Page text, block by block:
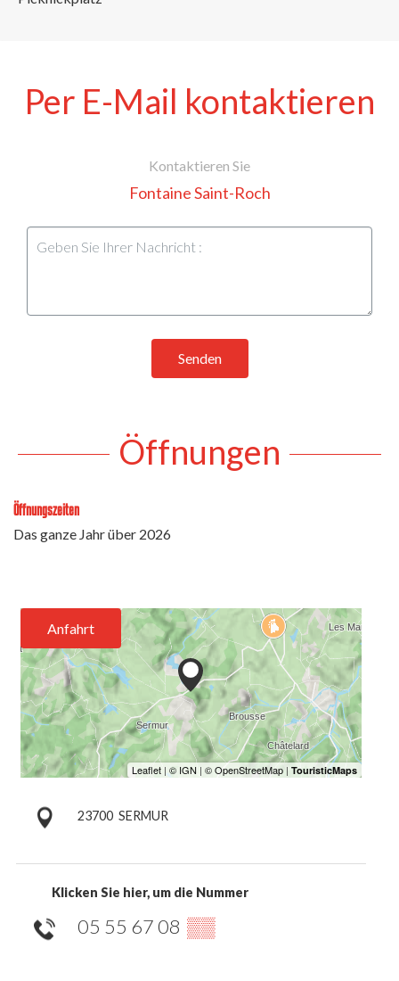
Per E-Mail kontaktieren
Kontaktieren Sie
Fontaine Saint-Roch
Senden
Öffnungen
Öffnungszeiten
Das ganze Jahr über 2026
Anfahrt
23700 SERMUR
Klicken Sie hier, um die Nummer
05 55 67 08 ▒▒